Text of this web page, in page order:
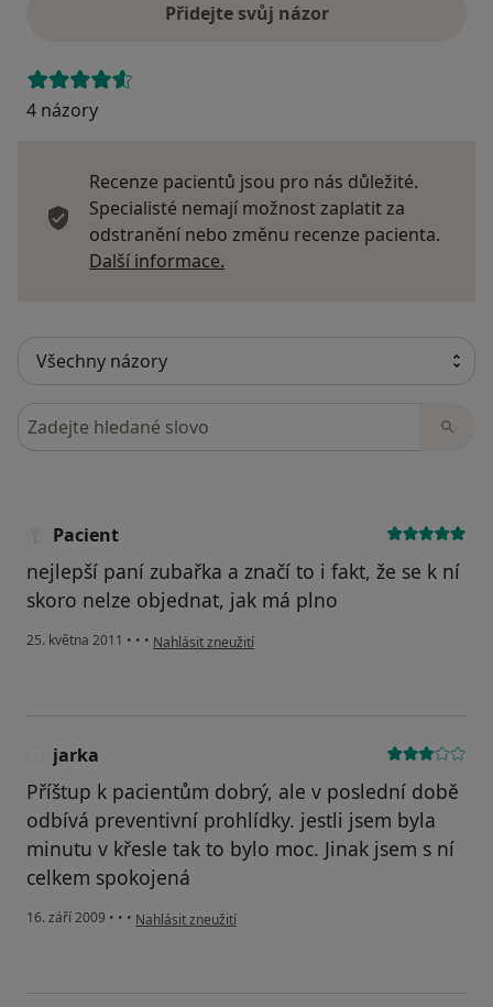
Přidejte svůj názor
4 názory
Recenze pacientů jsou pro nás důležité.
Specialisté nemají možnost zaplatit za
odstranění nebo změnu recenze pacienta.
Další informace.
Hledejte v názorech
Pacient
nejlepší paní zubařka a značí to i fakt, že se k ní
skoro nelze objednat, jak má plno
25. května 2011 • • • podle názoru uživatele Pacient
Nahlásit zneužití
jarka
Příštup k pacientům dobrý, ale v poslední době
odbívá preventivní prohlídky. jestli jsem byla
minutu v křesle tak to bylo moc. Jinak jsem s ní
celkem spokojená
16. září 2009 • • • podle názoru uživatele jarka
Nahlásit zneužití